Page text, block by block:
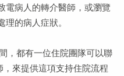
電病人的轉介醫師，或瀏覽
的病人症狀。
，都有一位住院團隊可以聯
來提供這項支持住院流程